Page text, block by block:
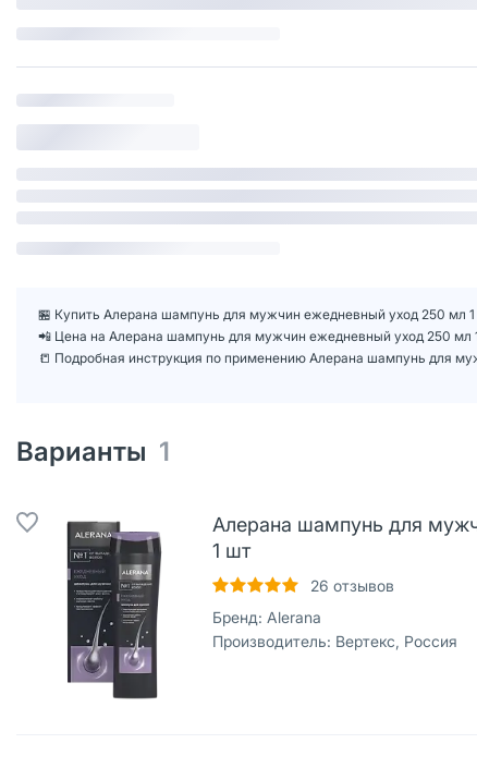
🏪 Купить Алерана шампунь для мужчин ежедневный уход 250 мл
📲 Цена на Алерана шампунь для мужчин ежедневный уход 250
📒 Подробная инструкция по применению Алерана шампунь для
Варианты 1
Алерана шампунь для
1 шт
26 отзывов
Бренд: Alerana
Производитель: Вертекс, Россия